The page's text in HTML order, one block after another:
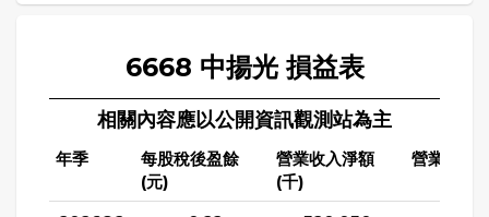
6668 中揚光 損益表
相關內容應以公開資訊觀測站為主
年季
每股稅後盈餘
(元)
營業收入淨額
(千)
營業成本(